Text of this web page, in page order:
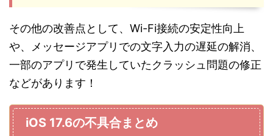
その他の改善点として、Wi-Fi接続の安定性向上
や、メッセージアプリでの文字入力の遅延の解消、
一部のアプリで発生していたクラッシュ問題の修正
などがあります！
iOS 17.6の不具合まとめ